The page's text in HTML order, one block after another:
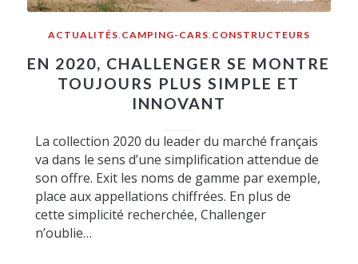
ACTUALITÉS, CAMPING-CARS, CONSTRUCTEURS
EN 2020, CHALLENGER SE MONTRE
TOUJOURS PLUS SIMPLE ET
INNOVANT
La collection 2020 du leader du marché français
va dans le sens d’une simplification attendue de
son offre. Exit les noms de gamme par exemple,
place aux appellations chiffrées. En plus de
cette simplicité recherchée, Challenger
n’oublie…